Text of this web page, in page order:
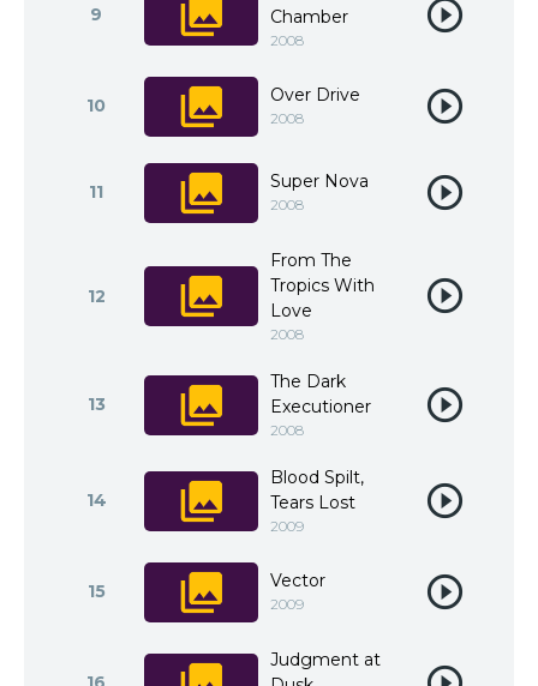
9
Chamber
2008
10 Over Drive
2008
11 Super Nova
2008
12
From The
Tropics With
Love
2008
13
The Dark
Executioner
2008
14
Blood Spilt,
Tears Lost
2009
15 Vector
2009
Judgment at